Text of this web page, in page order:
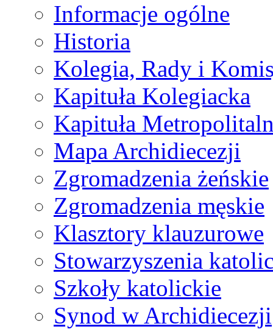
Informacje ogólne
Historia
Kolegia, Rady i
Kapituła Kolegiacka
Kapituła
Mapa Archidiecezji
Zgromadzenia żeńskie
Zgromadzenia męskie
Klasztory klauzurowe
Stowarzyszenia
Szkoły katolickie
Synod w Archidiecezji